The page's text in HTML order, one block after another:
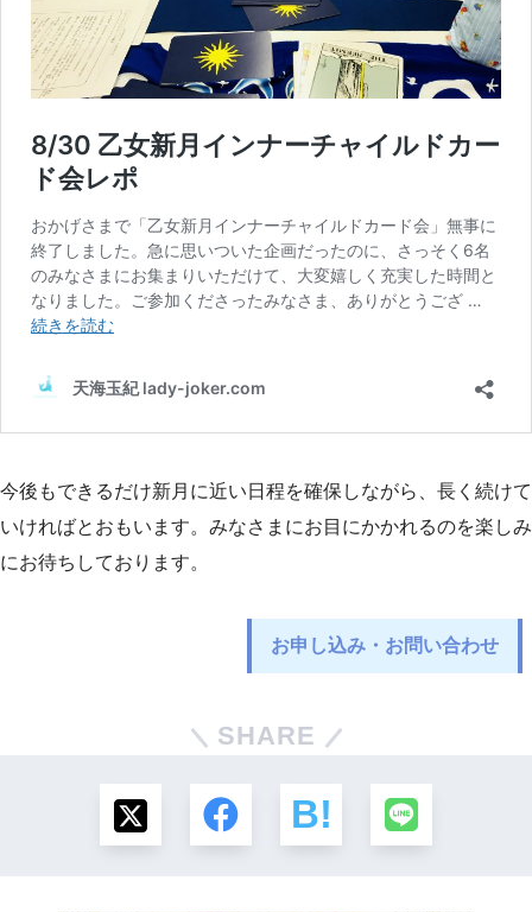
今後もできるだけ新月に近い日程を確保しながら、長く続けて
いければとおもいます。みなさまにお目にかかれるのを楽しみ
にお待ちしております。
お申し込み・お問い合わせ
SHARE